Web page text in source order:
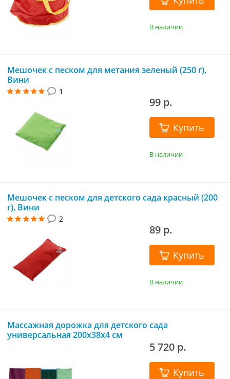
В наличии
Мешочек с песком для метания зеленый (250 г),
Вини
1
99 р.
Купить
В наличии
Мешочек с песком для детского сада красный (200
г), Вини
2
89 р.
Купить
В наличии
Массажная дорожка для детского сада
универсальная 200х38х4 см
5 720 р.
Купить